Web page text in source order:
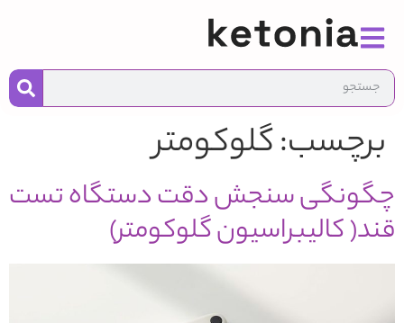
برچسب:گلوکومتر
چگونگی سنجش دقت دستگاه تست
قند( کالیبراسیون گلوکومتر)